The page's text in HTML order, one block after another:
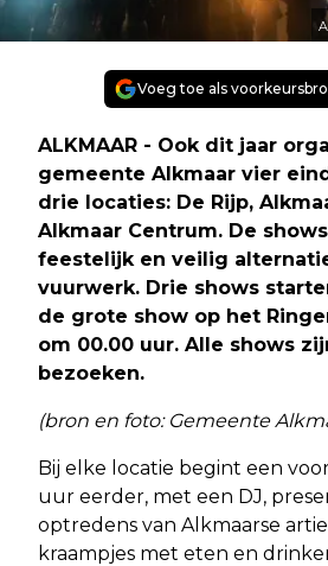
Voeg toe als
ALKMAAR - Ook dit jaar
gemeente Alkmaar vier
drie locaties: De Rijp,
Alkmaar Centrum. De
feestelijk en veilig
vuurwerk. Drie shows
de grote show op het
om 00.00 uur. Alle shows
bezoeken.
(bron en foto: Gemeente
Bij elke locatie begint een
uur eerder, met een DJ,
optredens van Alkmaarse
kraampjes met eten en